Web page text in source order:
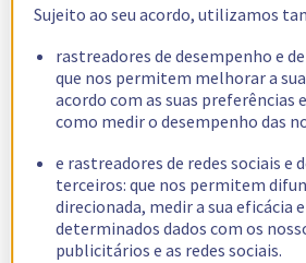
Sujeito ao seu acordo, utilizamos
rastreadores de desempenho e
que nos permitem melhorar a
acordo com as suas preferências
como medir o desempenho das
e rastreadores de redes sociais e
terceiros: que nos permitem
direcionada, medir a sua eficácia
determinados dados com os
publicitários e as redes sociais.